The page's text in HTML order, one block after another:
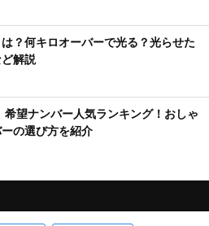
？何キロオーバーで光る？光らせた
解説
希望ナンバー人気ランキング！おしゃ
の選び方を紹介